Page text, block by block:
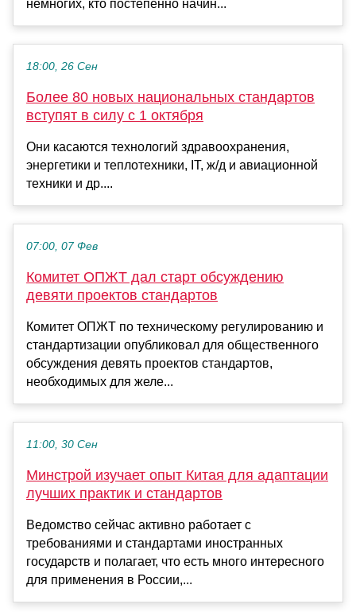
немногих, кто постепенно начин...
18:00, 26 Сен
Более 80 новых национальных стандартов
вступят в силу с 1 октября
Они касаются технологий здравоохранения,
энергетики и теплотехники, IT, ж/д и авиационной
техники и др....
07:00, 07 Фев
Комитет ОПЖТ дал старт обсуждению
девяти проектов стандартов
Комитет ОПЖТ по техническому регулированию и
стандартизации опубликовал для общественного
обсуждения девять проектов стандартов,
необходимых для желе...
11:00, 30 Сен
Минстрой изучает опыт Китая для адаптации
лучших практик и стандартов
Ведомство сейчас активно работает с
требованиями и стандартами иностранных
государств и полагает, что есть много интересного
для применения в России,...